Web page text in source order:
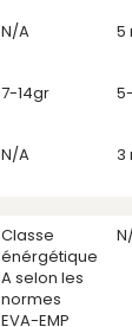
N/A 5
7-14gr
N/A 3
Classe
énérgétique
A selon les
normes
EVA-EMP